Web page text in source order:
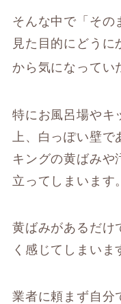
そんな中で「その
見た目的にどうに
から気になってい
特にお風呂場やキ
上、白っぽい壁で
キングの黄ばみや
立ってしまいます。
黄ばみがあるだけ
く感じてしまいま
業者に頼まず自分